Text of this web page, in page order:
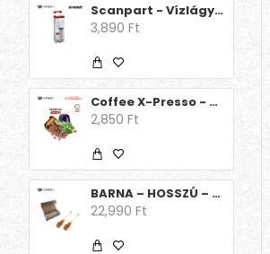
Scanpart - Vízlágyító betét /Delonghi/ 1db
3,890 Ft
Coffee X-Presso - Decaffeinato 15 db
2,850 Ft
BARNA – HOSSZÚ – KARTONDOBOZBAN – 100 db/csomag (Egyesével csomagolt) kandispálca
22,990 Ft